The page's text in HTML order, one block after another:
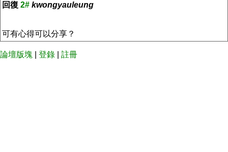
回復 2# kwongyauleung
可有心得可以分享？
論壇版塊 登錄 註冊